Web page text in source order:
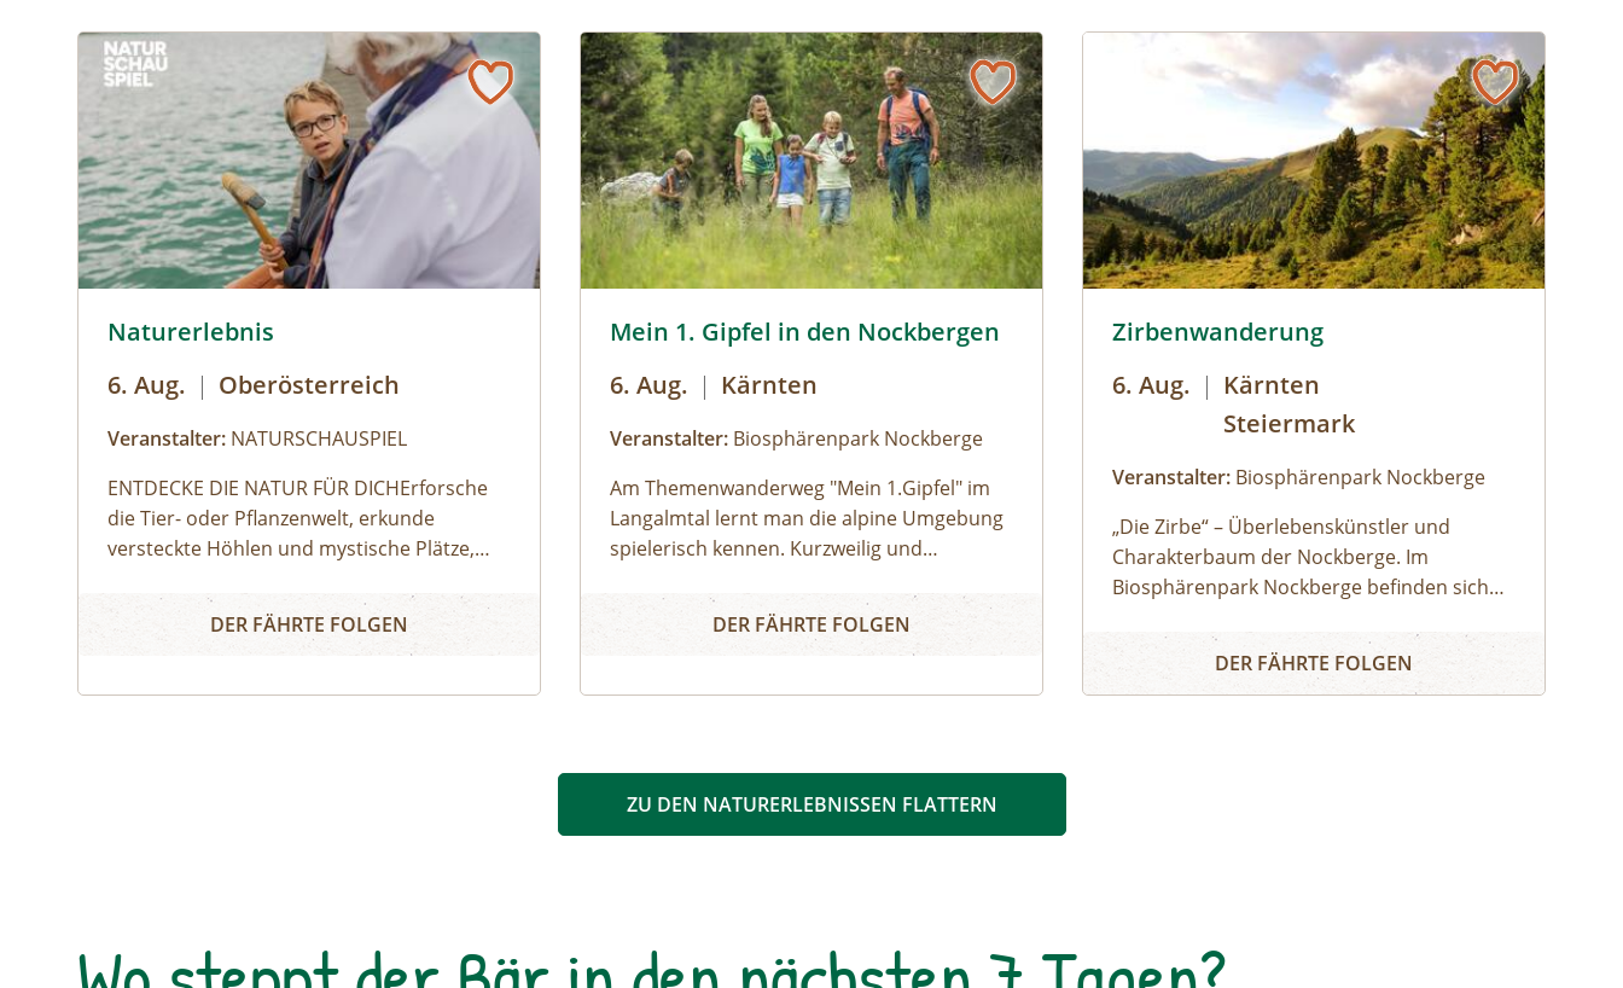
Naturerlebnis
6. Aug. | Oberösterreich
Veranstalter: NATURSCHAUSPIEL
ENTDECKE DIE NATUR FÜR DICHErforsche
die Tier- oder Pflanzenwelt, erkunde
versteckte Höhlen⁠ und mystische Plätze,
Natur,⁠ erprobe alte Kulturtechniken, erlebe
ein Flussabenteuer, erprobe dich am Fels:
perfekte Naturerlebnis für jede
Naturerlebnis
DER FÄHRTE FOLGEN
Mein 1. Gipfel in den Nockbergen
6. Aug. | Kärnten
Veranstalter: Biosphärenpark Nockberge
Am Themenwanderweg "Mein 1.Gipfel" im
Langalmtal lernt man die alpine Umgebung
spielerisch kennen. Kurzweilig und
Biosphärenpark-Ranger:in ganz nebenbei
die Wunder der Natur am Wegesrand,
Gipfel in den Nockbergen wandern. Ideal für
Mein 1. Gipfel in den Nockbergen
DER FÄHRTE FOLGEN
Zirbenwanderung
6. Aug. | Kärnten
Steiermark
Veranstalter: Biosphärenpark Nockberge
„Die Zirbe“ – Überlebenskünstler und
Charakterbaum der Nockberge. Im
Biosphärenpark Nockberge befinden sich
Zirbenwälder in den Alpen.
Zirbenwanderung
DER FÄHRTE FOLGEN
ZU DEN NATURERLEBNISSEN FLATTERN